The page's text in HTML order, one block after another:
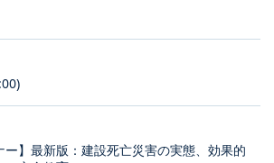
ー】最新版：建設死亡災害の実態、効果的